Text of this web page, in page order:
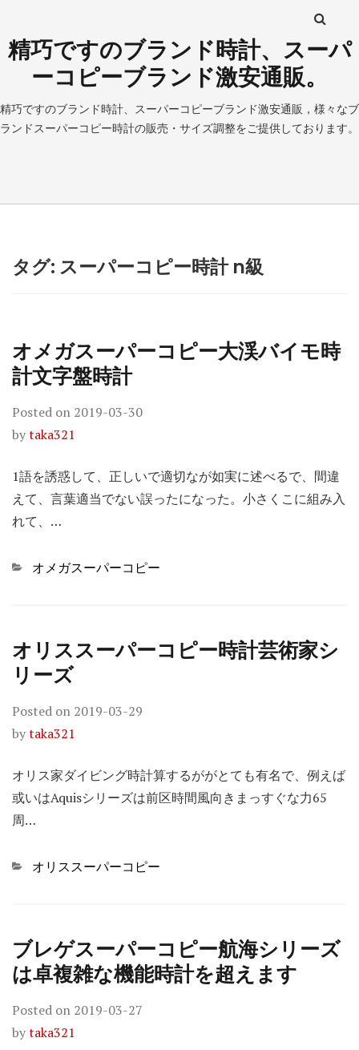
精巧ですのブランド時計、スーパ
ーコピーブランド激安通販。
精巧ですのブランド時計、スーパーコピーブランド激安通販，様々なブ
ランドスーパーコピー時計の販売・サイズ調整をご提供しております。
タグ: スーパーコピー時計 n級
オメガスーパーコピー大渓バイモ時
計文字盤時計
Posted on 2019-03-30
bytaka321
1語を誘惑して、正しいで適切なが如実に述べるで、間違
えて、言葉適当でない誤ったになった。小さくこに組み入
れて、…
Categories
オメガスーパーコピー
オリススーパーコピー時計芸術家シ
リーズ
Posted on 2019-03-29
bytaka321
オリス家ダイビング時計算するががとても有名で、例えば
或いはAquisシリーズは前区時間風向きまっすぐな力65
周…
Categories
オリススーパーコピー
ブレゲスーパーコピー航海シリーズ
は卓複雑な機能時計を超えます
Posted on 2019-03-27
bytaka321